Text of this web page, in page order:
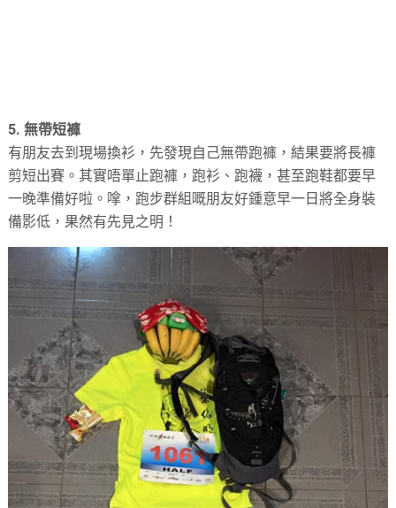
5. 無帶短褲
有朋友去到現場換衫，先發現自己無帶跑褲，結果要將長褲
剪短出賽。其實唔單止跑褲，跑衫、跑襪，甚至跑鞋都要早
一晚準備好啦。嗱，跑步群組嘅朋友好鍾意早一日將全身裝
備影低，果然有先見之明！